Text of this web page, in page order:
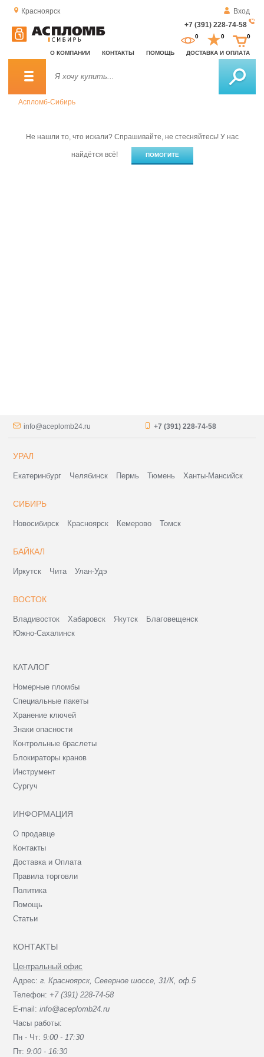
Красноярск
Вход
+7 (391) 228-74-58
О КОМПАНИИ КОНТАКТЫ ПОМОЩЬ ДОСТАВКА И ОПЛАТА
0 0 0
Аспломб-Сибирь
Не нашли то, что искали? Спрашивайте, не стесняйтесь! У нас
найдётся всё! ПОМОГИТЕ
info@aceplomb24.ru +7 (391) 228-74-58
УРАЛ
Екатеринбург Челябинск Пермь Тюмень Ханты-Мансийск
СИБИРЬ
Новосибирск Красноярск Кемерово Томск
БАЙКАЛ
Иркутск Чита Улан-Удэ
ВОСТОК
Владивосток Хабаровск Якутск
Благовещенск
Южно-Сахалинск
КАТАЛОГ
Номерные пломбы
Специальные пакеты
Хранение ключей
Знаки опасности
Контрольные браслеты
Блокираторы кранов
Инструмент
Сургуч
ИНФОРМАЦИЯ
О продавце
Контакты
Доставка и Оплата
Правила торговли
Политика
Помощь
Статьи
КОНТАКТЫ
Центральный офис
Адрес:г. Красноярск, Северное шоссе, 31/К, оф.5
Телефон: +7 (391) 228-74-58
E-mail:info@aceplomb24.ru
Часы работы:
Пн - Чт:9:00 - 17:30
Пт:9:00 - 16:30